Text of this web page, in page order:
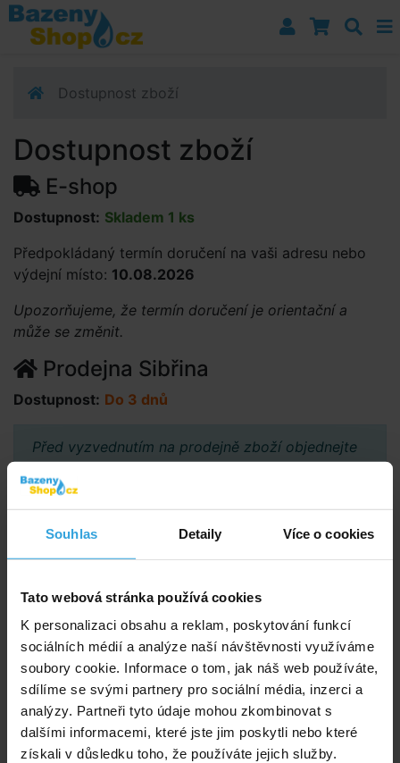
Souhlas Detaily Více o cookies
Tato webová stránka používá cookies
K personalizaci obsahu a reklam, poskytování funkcí
sociálních médií a analýze naší návštěvnosti využíváme
soubory cookie. Informace o tom, jak náš web používáte,
sdílíme se svými partnery pro sociální média, inzerci a
analýzy. Partneři tyto údaje mohou zkombinovat s
dalšími informacemi, které jste jim poskytli nebo které
získali v důsledku toho, že používáte jejich služby.
Přejít k navigaci
Přejít na obsah
Přejít k postrannímu sloupci
Dostupnost zboží
Dostupnost zboží
E-shop
Dostupnost: Skladem 1 ks
Předpokládaný termín doručení na vaši adresu nebo
výdejní místo: 10.08.2026
Upozorňujeme, že termín doručení je orientační a
může se změnit.
Prodejna Sibřina
Dostupnost: Do 3 dnů
Před vyzvednutím na prodejně zboží objednejte
vyzvednutí.
Poradíme vám!
+420 281 974 297
Říčanská 69, 250 84 Sibřina
Vše o nákupu
Obchodní podmínky
Možnosti platby a dopravy